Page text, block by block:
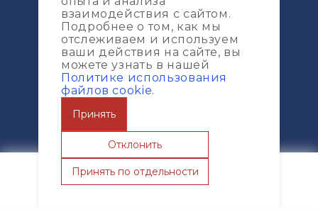
Geodeziya tadqiqotlari
Geodeziya taqsimoti
Xarita
Xizmatlar
Portfolio
Kompaniya haqida
Jurnal
взаимодействия с сайтом.
Подробнее о том, как мы
отслеживаем и используем
ваши действия на сайте, вы
можете узнать в нашей
Политике использования
файлов cookie.
Принять
Отклонить
Принять по отдельности